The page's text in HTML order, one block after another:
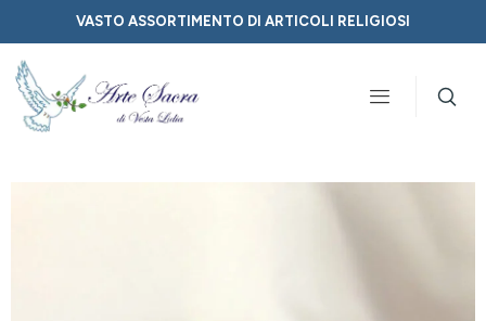
VASTO ASSORTIMENTO DI ARTICOLI RELIGIOSI